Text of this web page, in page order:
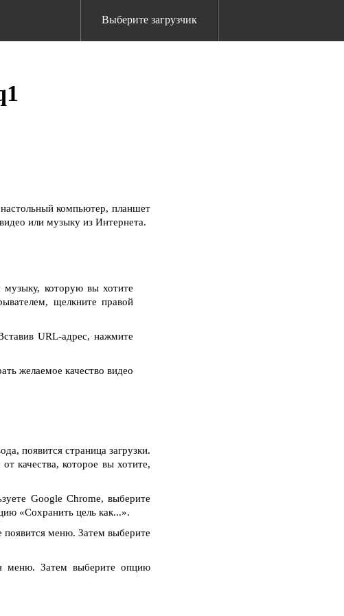
Выберите загрузчик
компьютер, планшет
или музыку из Интернета.
которую вы хотите
щелкните правой
URL-адрес, нажмите
желаемое качество видео
появится страница загрузки.
качества, которое вы хотите,
Google Chrome, выберите
«Сохранить цель как...».
появится меню. Затем выберите
меню. Затем выберите опцию